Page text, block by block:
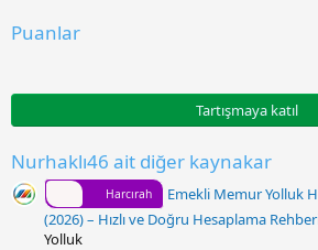
Puanlar
0
y
l
d
ı
z
Tartışmaya katıl
Nurhaklı46 ait diğer kaynakar
Harcırah
Emekli Memur Yolluk
(2026) – Hızlı ve Doğru Hesaplama
Yolluk